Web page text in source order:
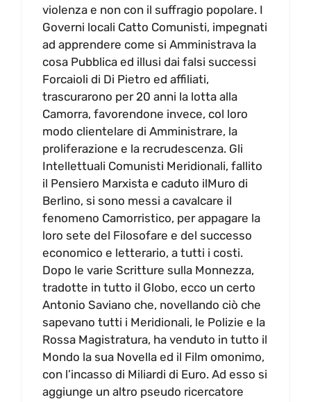
violenza e non con il suffragio popolare. I
Governi locali Catto Comunisti, impegnati
ad apprendere come si Amministrava la
cosa Pubblica ed illusi dai falsi successi
Forcaioli di Di Pietro ed affiliati,
trascurarono per 20 anni la lotta alla
Camorra, favorendone invece, col loro
modo clientelare di Amministrare, la
proliferazione e la recrudescenza. Gli
Intellettuali Comunisti Meridionali, fallito
il Pensiero Marxista e caduto ilMuro di
Berlino, si sono messi a cavalcare il
fenomeno Camorristico, per appagare la
loro sete del Filosofare e del successo
economico e letterario, a tutti i costi.
Dopo le varie Scritture sulla Monnezza,
tradotte in tutto il Globo, ecco un certo
Antonio Saviano che, novellando ciò che
sapevano tutti i Meridionali, le Polizie e la
Rossa Magistratura, ha venduto in tutto il
Mondo la sua Novella ed il Film omonimo,
con l’incasso di Miliardi di Euro. Ad esso si
aggiunge un altro pseudo ricercatore